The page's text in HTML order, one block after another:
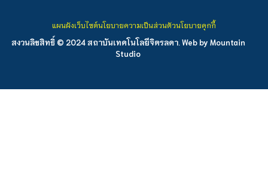
สงวนลิขสิทธิ์ © 2024 สถาบันเทคโนโลยีจิตรลดา. Web by Mountain
Studio
แผนผังเว็บไซต์นโยบายความเป็นส่วนตัวนโยบายคุกกี้